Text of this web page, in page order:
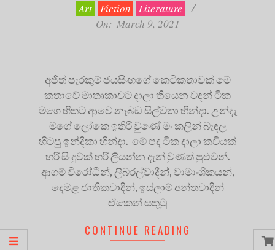
Art Fiction
Literature
On: March 9, 2021
අජිත් පැරකුම් ජයසිංහගේ කෙටිකතාවක් මේ
කතාවේ මාතෘකාවට දාලා තියෙන වදන් ටික
මගෙ හිතට ආවෙ නෑබඩ සිල්වතා හින්දා. උන්දැ
මගේ ලෝකෙ ඉතිරි වුණේ මං කලින් බැඳල
හිටපු ඉන්දිකා හින්දා. මේ පද ටික දාලා කවියක්
හරි සිංදුවක් හරි ලියන්න දැන් වුණත් පුළුවන්.
ආගම් විරෝධීන්, ලිබරල්වාදීන්, වාමාංශිකයන්,
දෙමළ ජාතිකවාදීන්, ඉස්ලාම් අන්තවාදීන්
ඒකෙන් සතුටු
CONTINUE READING